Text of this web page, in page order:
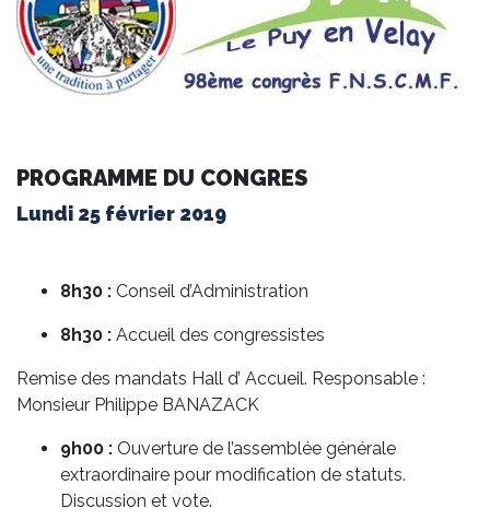
PROGRAMME DU CONGRES
Lundi 25 février 2019
8h30 : Conseil d’Administration
8h30 : Accueil des congressistes
Remise des mandats Hall d’ Accueil. Responsable :
Monsieur Philippe BANAZACK
9h00 : Ouverture de l’assemblée générale
extraordinaire pour modification de statuts.
Discussion et vote.